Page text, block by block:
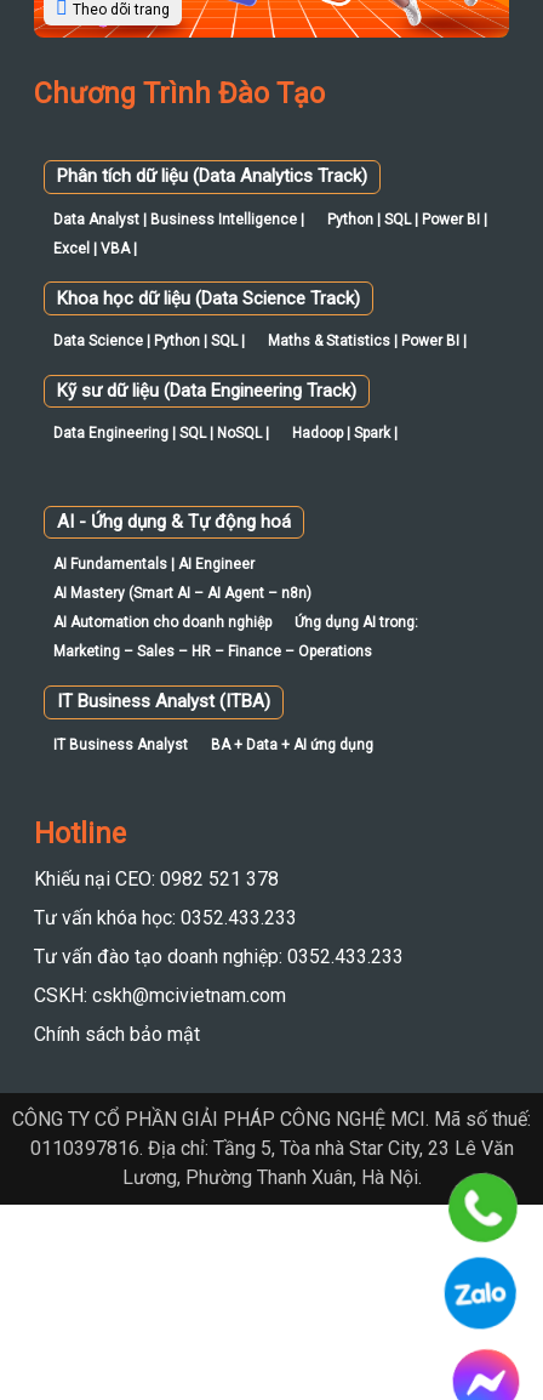
Theo dõi trang
Chương Trình Đào Tạo
Phân tích dữ liệu (Data Analytics Track)
Data Analyst | Business Intelligence |
Python | SQL | Power BI |
Excel | VBA |
Khoa học dữ liệu (Data Science Track)
Data Science | Python | SQL | Maths & Statistics | Power BI |
Kỹ sư dữ liệu (Data Engineering Track)
Data Engineering | SQL | NoSQL | Hadoop | Spark |
AI - Ứng dụng & Tự động hoá
AI Fundamentals | AI Engineer
AI Mastery (Smart AI – AI Agent – n8n)
AI Automation cho doanh nghiệp
Ứng dụng AI trong:
Marketing – Sales – HR – Finance – Operations
IT Business Analyst (ITBA)
IT Business Analyst BA + Data + AI ứng dụng
Hotline
Khiếu nại CEO: 0982 521 378
Tư vấn khóa học: 0352.433.233
Tư vấn đào tạo doanh nghiệp: 0352.433.233
CSKH: cskh@mcivietnam.com
Chính sách bảo mật
CÔNG TY CỔ PHẦN GIẢI PHÁP CÔNG NGHỆ MCI. Mã số thuế:
0110397816. Địa chỉ: Tầng 5, Tòa nhà Star City, 23 Lê Văn
Lương, Phường Thanh Xuân, Hà Nội.